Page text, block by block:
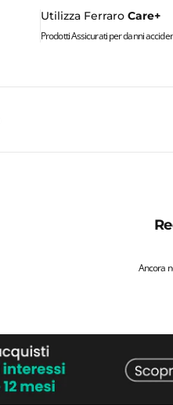
Utilizza Ferraro Care+
Prodotti Assicurati per danni
Ancora